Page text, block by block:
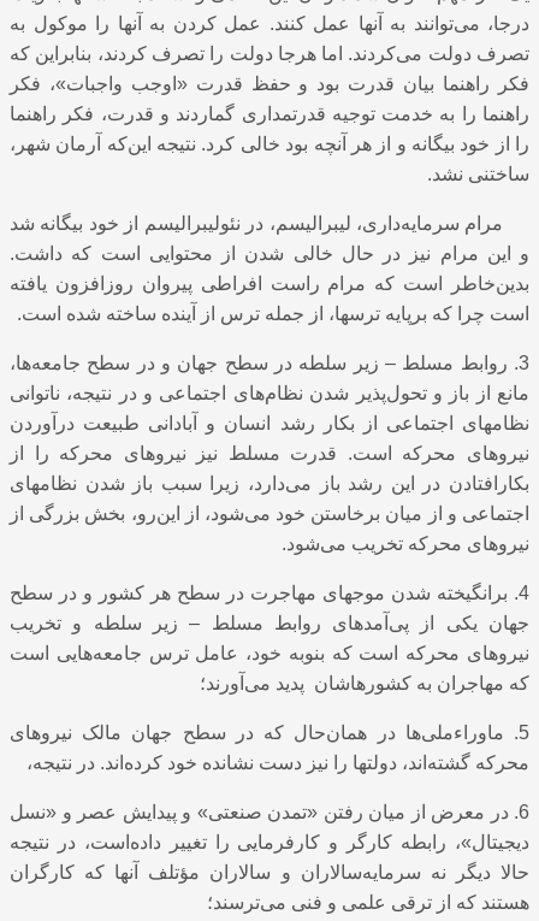
درجا، می‌توانند به آنها عمل کنند. عمل کردن به آنها را موکول به
تصرف دولت می‌کردند. اما هرجا دولت را تصرف کردند، بنابراین که
فکر راهنما بیان قدرت بود و حفظ قدرت «اوجب واجبات»، فکر
راهنما را به خدمت توجیه قدرتمداری گماردند و قدرت، فکر راهنما
را از خود بیگانه و از هر آنچه بود خالی کرد. نتیجه این‌که آرمان شهر،
ساختنی نشد.
مرام سرمایه‌داری، لیبرالیسم، در نئولیبرالیسم از خود بیگانه شد
و این مرام نیز در حال خالی شدن از محتوایی است که داشت.
بدین‌خاطر است که مرام راست افراطی پیروان روزافزون یافته‌
است چرا که برپایه ترسها، از جمله ترس از آینده ساخته شده‌ است.
3. روابط مسلط – زیر سلطه در سطح جهان و در سطح جامعه‌ها،
مانع از باز و تحول‌پذیر شدن نظام‌های اجتماعی و در نتیجه، ناتوانی
نظامهای اجتماعی از بکار رشد انسان و آبادانی طبیعت درآوردن
نیروهای محرکه است. قدرت مسلط نیز نیروهای محرکه را از
بکارافتادن در این رشد باز می‌دارد، زیرا سبب باز شدن نظامهای
اجتماعی و از میان برخاستن خود می‌شود، از این‌رو، بخش بزرگی از
نیروهای محرکه تخریب می‌شود.
4. برانگیخته شدن موجهای مهاجرت در سطح هر کشور و در سطح
جهان یکی از پی‌آمدهای روابط مسلط – زیر سلطه و تخریب
نیروهای محرکه است که بنوبه خود، عامل ترس جامعه‌هایی است
که مهاجران به کشورهاشان پدید می‌آورند؛
5. ماوراء‌ملی‌ها در همان‌حال که در سطح جهان مالک نیروهای
محرکه گشته‌اند، دولتها را نیز دست نشانده خود کرده‌اند. در نتیجه،
6. در معرض از میان رفتن «تمدن صنعتی» و پیدایش عصر و «نسل
دیجیتال»، رابطه کارگر و کارفرمایی را تغییر داده‌است، در نتیجه
حالا دیگر نه سرمایه‌سالاران و سالاران مؤتلف آنها که کارگران
هستند که از ترقی علمی و فنی می‌ترسند؛